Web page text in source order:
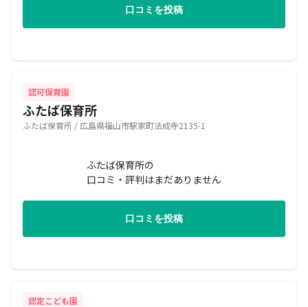
口コミを投稿
認可保育園
ふたば保育所
ふたば保育所 / 広島県福山市駅家町法成寺2135-1
ふたば保育所の
口コミ・評判はまだありません
口コミを投稿
認定こども園